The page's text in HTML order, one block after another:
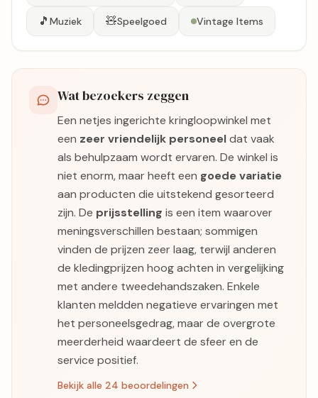
🎵 Muziek 🧸Speelgoed Vintage Items
Wat bezoekers zeggen
Een netjes ingerichte kringloopwinkel met
een zeer vriendelijk personeeldat vaak
als behulpzaam wordt ervaren. De winkel is
niet enorm, maar heeft een goede variatie
aan producten die uitstekend gesorteerd
zijn. De prijsstelling is een item waarover
meningsverschillen bestaan; sommigen
vinden de prijzen zeer laag, terwijl anderen
de kledingprijzen hoog achten in vergelijking
met andere tweedehandszaken. Enkele
klanten meldden negatieve ervaringen met
het personeelsgedrag, maar de overgrote
meerderheid waardeert de sfeer en de
service positief.
Bekijk alle 24 beoordelingen